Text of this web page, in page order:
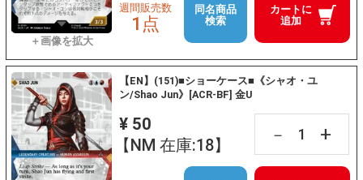
カートに
追加
週間販売数
1点
同名商品
検索
【EN】(151)■ショーケース■《シャオ・ユ
ン/Shao Jun》[ACR-BF] 金U
¥ 50
【NM 在庫:18】
－ +